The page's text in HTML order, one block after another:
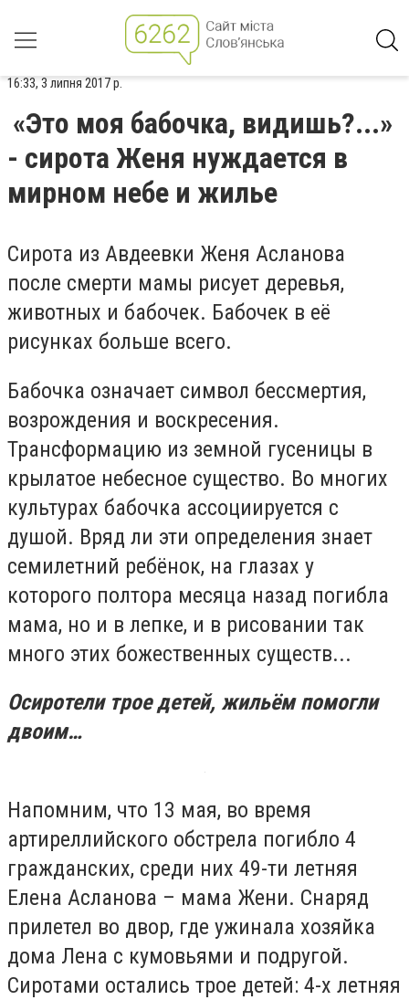
16:33, 3 липня 2017 р.
«Это моя бабочка, видишь?...»
- сирота Женя нуждается в
мирном небе и жилье
Сирота из Авдеевки Женя Асланова
после смерти мамы рисует деревья,
животных и бабочек. Бабочек в её
рисунках больше всего.
Бабочка означает символ бессмертия,
возрождения и воскресения.
Трансформацию из земной гусеницы в
крылатое небесное существо. Во многих
культурах бабочка ассоциируется с
душой. Вряд ли эти определения знает
семилетний ребёнок, на глазах у
которого полтора месяца назад погибла
мама, но и в лепке, и в рисовании так
много этих божественных существ...
Осиротели трое детей, жильём помогли
двоим…
Напомним, что 13 мая, во время
артиреллийского обстрела погибло 4
гражданских, среди них 49-ти летняя
Елена Асланова – мама Жени. Снаряд
прилетел во двор, где ужинала хозяйка
дома Лена с кумовьями и подругой.
Сиротами остались трое детей: 4-х летняя